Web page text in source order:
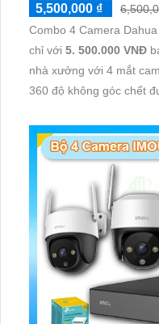
5,500,000 ₫
Combo 4 Camera
chỉ với 5. 500.000 VNĐ
nhà xưởng với 4 mắt
360 độ không góc chết